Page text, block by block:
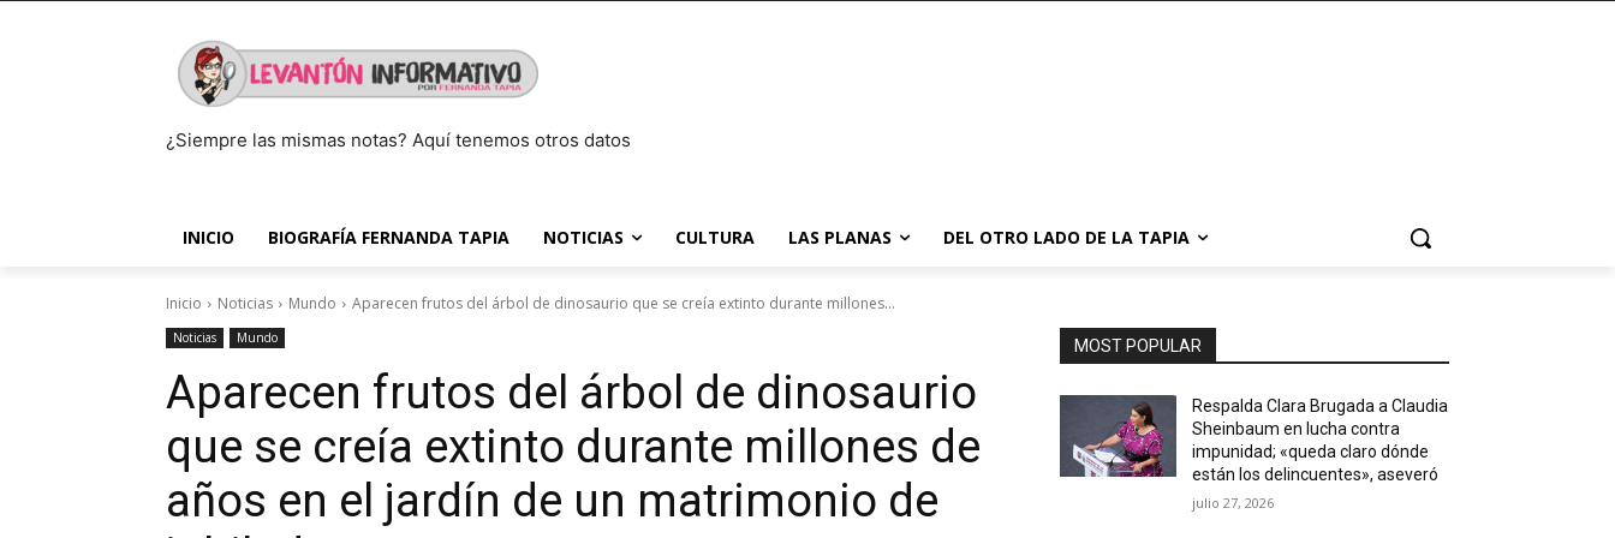
¿Siempre las mismas notas? Aquí tenemos otros datos
INICIO BIOGRAFÍA FERNANDA TAPIA NOTICIAS CULTURA LAS PLANAS DEL OTRO LADO DE LA TAPIA
Inicio Noticias Mundo Aparecen frutos del árbol de dinosaurio que se creía extinto durante millones...
Noticias Mundo
Aparecen frutos del árbol de dinosaurio
que se creía extinto durante millones de
años en el jardín de un matrimonio de
MOST POPULAR
Respalda Clara Brugada a Claudia
Sheinbaum en lucha contra
impunidad; «queda claro dónde
están los delincuentes», aseveró
julio 27, 2026